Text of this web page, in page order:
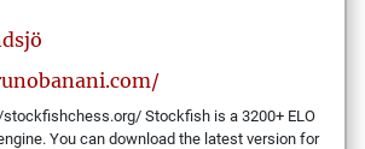
Stockfish is a 3200+ ELO
You can download the latest version for